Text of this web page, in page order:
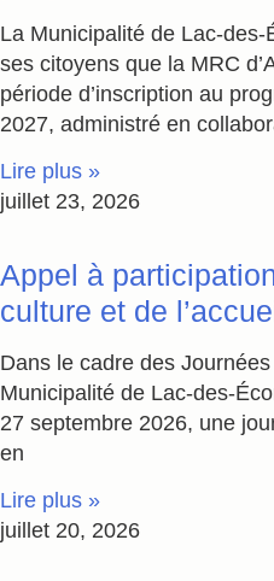
La Municipalité de Lac-
ses citoyens que la MRC
période d’inscription au
2027, administré en
Lire plus »
juillet 23, 2026
Appel à
culture et de
Dans le cadre des
Municipalité de Lac-des-
27 septembre 2026, une
en
Lire plus »
juillet 20, 2026